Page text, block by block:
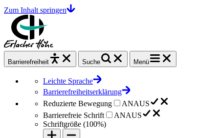
Zum Inhalt springen
Barrierefrei heit Suche Menü
Leichte Sprache
Barrierefreiheitserklärung
Reduzierte Bewegung
ANAUS
Barrierefreie Schrift
ANAUS
Schriftgröße (100%)